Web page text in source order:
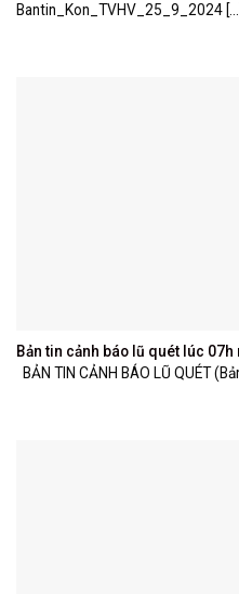
Bantin_Kon_TVHV_25_9_2024
Bản tin cảnh báo lũ quét lúc
BẢN TIN CẢNH BÁO LŨ QUÉT